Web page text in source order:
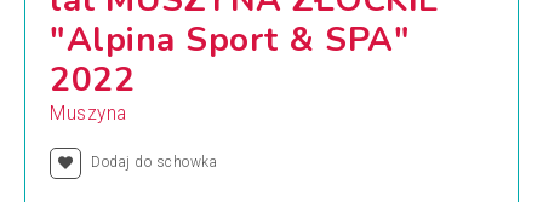
"Alpina Sport & SPA"
2022
Muszyna
Dodaj do schowka